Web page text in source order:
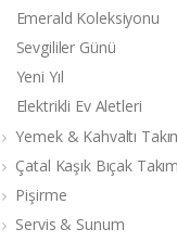
Emerald Koleksiyonu
Sevgililer Günü
Yeni Yıl
Elektrikli Ev Aletleri
Yemek & Kahvaltı
Çatal Kaşık Bıçak
Pişirme
Servis & Sunum